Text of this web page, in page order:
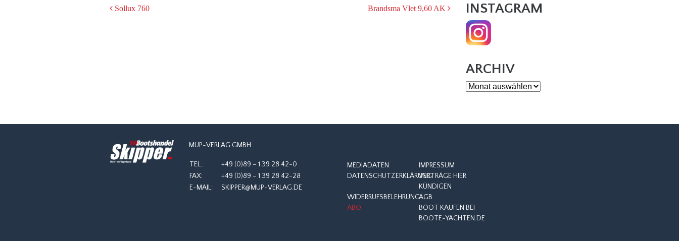
POST
Sollux 760 Brandsma Vlet 9,60 AK INSTAGRAM
ARCHIV
Archiv
MUP-VERLAG GMBH
TEL.:
+49 (0)89 – 1 39 28 42-0
FAX:
+49 (0)89 – 1 39 28 42-28
E-MAIL:
SKIPPER@MUP-VERLAG.DE
MEDIADATEN
IMPRESSUM
DATENSCHUTZERKLÄRUNGVERTRÄGE HIER
KÜNDIGEN
WIDERRUFSBELEHRUNGAGB
ABO
BOOT KAUFEN BEI
BOOTE-YACHTEN.DE